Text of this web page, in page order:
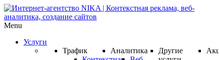
Menu
Услуги
Трафик
Аналитика
Другие